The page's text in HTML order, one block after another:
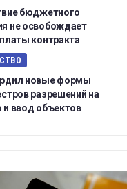
бюджетного
не освобождает
контракта
новые формы
разрешений на
и ввод объектов